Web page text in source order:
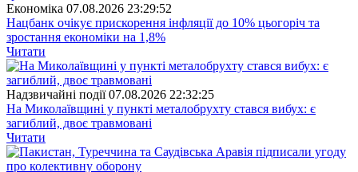
Економіка 07.08.2026 23:29:52
Нацбанк очікує прискорення інфляції до 10% цьогоріч та
зростання економіки на 1,8%
Читати
Надзвичайні події 07.08.2026 22:32:25
На Миколаївщині у пункті металобрухту стався вибух: є
загиблий, двоє травмовані
Читати